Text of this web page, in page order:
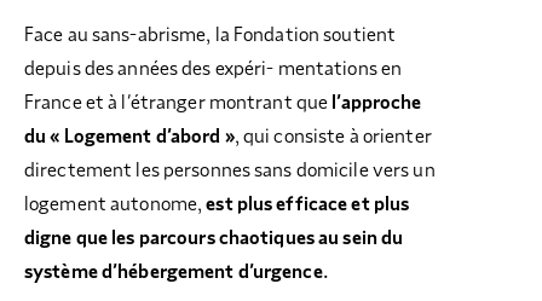
Face au sans-abrisme, la Fondation soutient
depuis des années des expéri- mentations en
France et à l’étranger montrant que l’approche
du « Logement d’abord », qui consiste à orienter
directement les personnes sans domicile vers un
logement autonome,est plus efficace et plus
digne que les parcours chaotiques au sein du
système d’hébergement d’urgence.